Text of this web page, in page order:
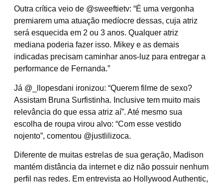
Outra crítica veio de @sweeftietv: “É uma vergonha
premiarem uma atuação medíocre dessas, cuja atriz
será esquecida em 2 ou 3 anos. Qualquer atriz
mediana poderia fazer isso. Mikey e as demais
indicadas precisam caminhar anos-luz para entregar a
performance de Fernanda.”
Já @_llopesdani ironizou: “Querem filme de sexo?
Assistam Bruna Surfistinha. Inclusive tem muito mais
relevância do que essa atriz aí”. Até mesmo sua
escolha de roupa virou alvo: “Com esse vestido
nojento”, comentou @justlilizoca.
Diferente de muitas estrelas de sua geração, Madison
mantém distância da internet e diz não possuir nenhum
perfil nas redes. Em entrevista ao Hollywood Authentic,